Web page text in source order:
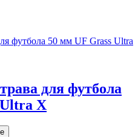
для футбола
Х